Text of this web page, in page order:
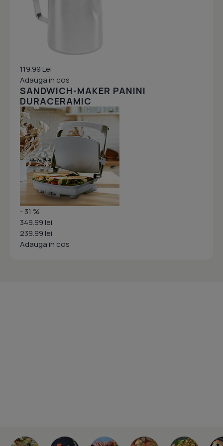
119.99 Lei
Adauga in cos
SANDWICH-MAKER PANINI
DURACERAMIC
- 31 %
349.99 lei
239.99 lei
Adauga in cos